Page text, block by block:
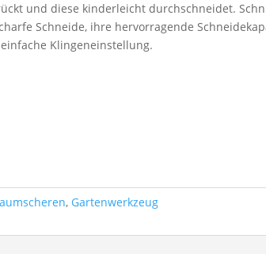
und diese kinderleicht durchschneidet.
Schneide, ihre hervorragende
Klingeneinstellung.
, Gartenwerkzeug